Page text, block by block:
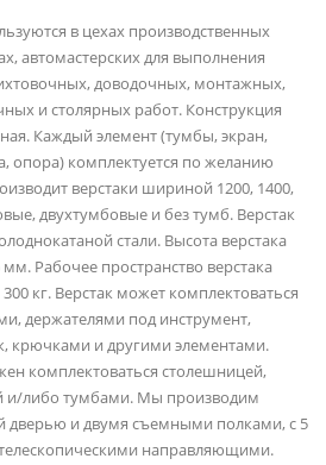
в цехах производственных
автомастерских для выполнения
доводочных, монтажных,
и столярных работ. Конструкция
Каждый элемент (тумбы, экран,
опора) комплектуется по желанию
верстаки шириной 1200, 1400,
двухтумбовые и без тумб. Верстак
стали. Высота верстака
мм. Рабочее пространство верстака
кг. Верстак может комплектоваться
держателями под инструмент,
крючками и другими элементами.
комплектоваться столешницей,
и/либо тумбами. Мы производим
дверью и двумя съемными полками, с 5
направляющими.